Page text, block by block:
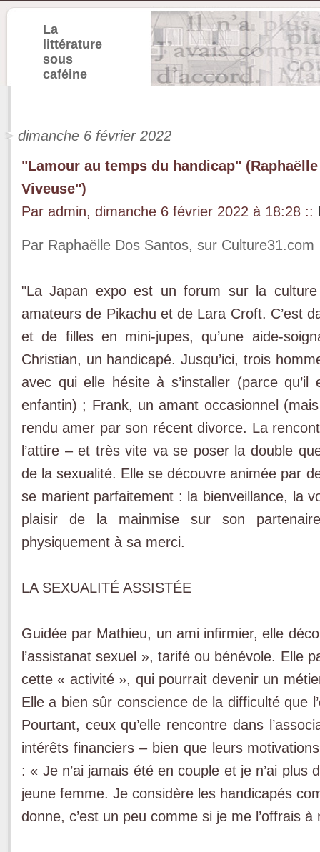
La
littérature
sous
caféine
dimanche 6 février 2022
"Lamour au temps du handicap"
Viveuse")
Par admin, dimanche 6 février 2022 à 18:28 ::
Par Raphaëlle Dos Santos, sur Culture31.com
"La Japan expo est un forum sur la
amateurs de Pikachu et de Lara Croft. C’est
et de filles en mini-jupes, qu’une aide-
Christian, un handicapé. Jusqu’ici, trois
avec qui elle hésite à s’installer (parce
enfantin) ; Frank, un amant occasionnel
rendu amer par son récent divorce. La
l’attire – et très vite va se poser la double
de la sexualité. Elle se découvre animée par
se marient parfaitement : la bienveillance, la
plaisir de la mainmise sur son
physiquement à sa merci.
LA SEXUALITÉ ASSISTÉE
Guidée par Mathieu, un ami infirmier, elle
l’assistanat sexuel », tarifé ou bénévole. Elle
cette « activité », qui pourrait devenir un
Elle a bien sûr conscience de la difficulté que
Pourtant, ceux qu’elle rencontre dans
intérêts financiers – bien que leurs
: « Je n’ai jamais été en couple et je n’ai
jeune femme. Je considère les handicapés
donne, c’est un peu comme si je me l’offrais